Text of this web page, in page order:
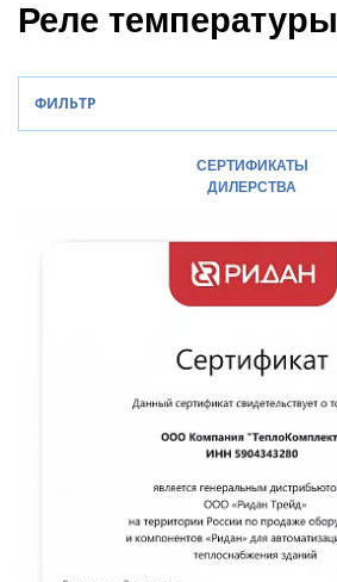
Реле температуры
ФИЛЬТР
СЕРТИФИКАТЫ
ДИЛЕРСТВА